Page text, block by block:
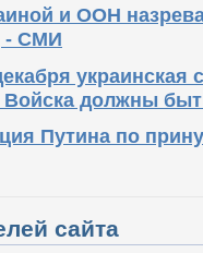
и ООН
- СМИ
украинская
Войска должны
Путина по
сайта